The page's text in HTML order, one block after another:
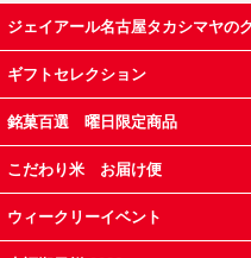
ジェイアール名古屋タカシマヤの
ギフトセレクション
銘菓百選 曜日限定商品
こだわり米 お届け便
ウィークリーイベント